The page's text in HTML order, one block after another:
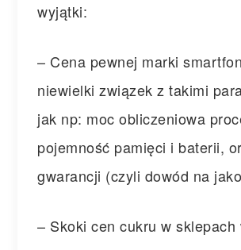
wyjątki:
– Cena pewnej marki
niewielki związek z takimi
jak np: moc obliczeniowa
pojemność pamięci i baterii,
gwarancji (czyli dowód na
– Skoki cen cukru w sklepach